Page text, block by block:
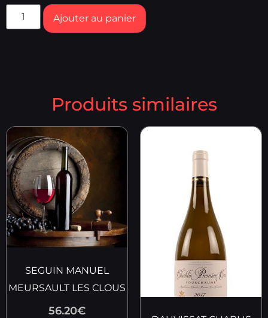
Ajouter au panier
Produits similaires
SEGUIN MANUEL
MEURSAULT LES CLOUS
56.20€